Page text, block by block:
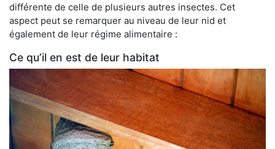
différente de celle de plusieurs autres insectes. Cet
aspect peut se remarquer au niveau de leur nid et
également de leur régime alimentaire :
Ce qu’il en est de leur habitat